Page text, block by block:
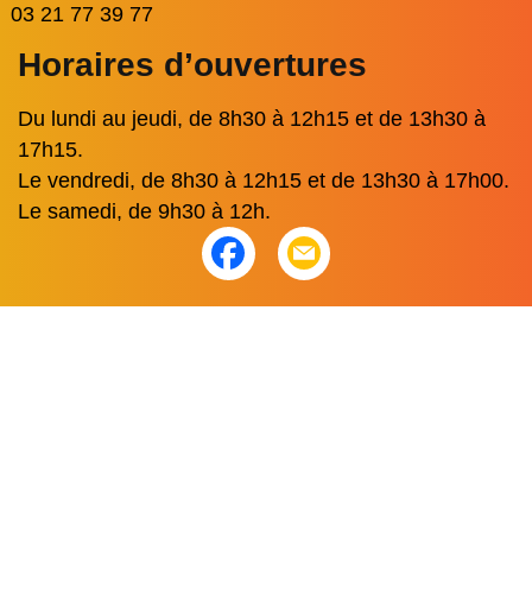
03 21 77 39 77
Horaires d’ouvertures
Du lundi au jeudi, de 8h30 à 12h15 et de 13h30 à
17h15.
Le vendredi, de 8h30 à 12h15 et de 13h30 à 17h00.
Le samedi, de 9h30 à 12h.